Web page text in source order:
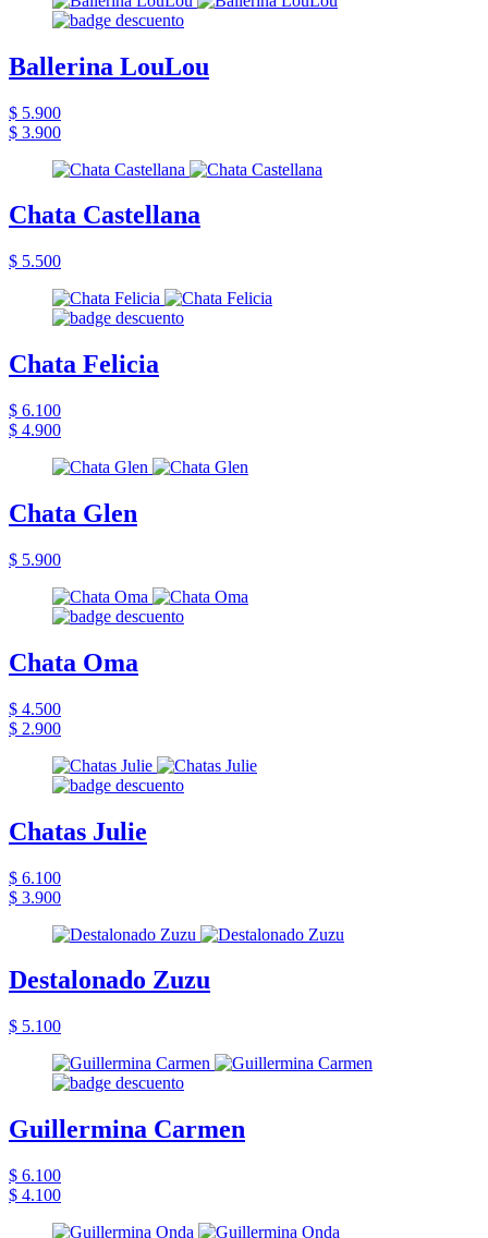
Ballerina LouLou
$ 5.900
$ 3.900
Chata Castellana
$ 5.500
Chata Felicia
$ 6.100
$ 4.900
Chata Glen
$ 5.900
Chata Oma
$ 4.500
$ 2.900
Chatas Julie
$ 6.100
$ 3.900
Destalonado Zuzu
$ 5.100
Guillermina Carmen
$ 6.100
$ 4.100